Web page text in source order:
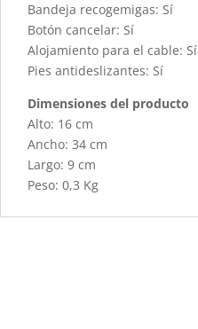
Bandeja recogemigas: Sí
Botón cancelar: Sí
Alojamiento para el cable: Sí
Pies antideslizantes: Sí
Dimensiones del producto
Alto: 16 cm
Ancho: 34 cm
Largo: 9 cm
Peso: 0,3 Kg